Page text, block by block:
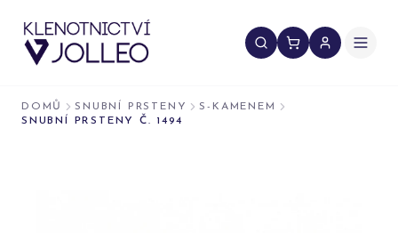
DOMŮ SNUBNÍ PRSTENY
S-KAMENEM
SNUBNÍ PRSTENY Č. 1494